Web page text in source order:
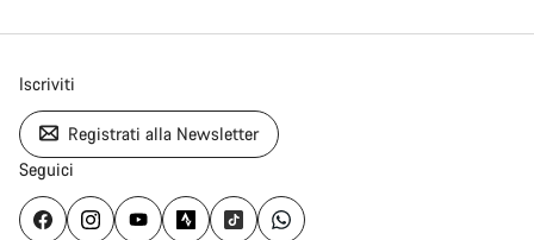
Iscriviti
Registrati alla Newsletter
Seguici